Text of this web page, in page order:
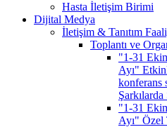
Hasta İletişim Birimi
Dijital Medya
İletişim & Tanıtım
Toplantı ve
"1-31
Ayı"
konferans
"1-31
Ayı" Özel